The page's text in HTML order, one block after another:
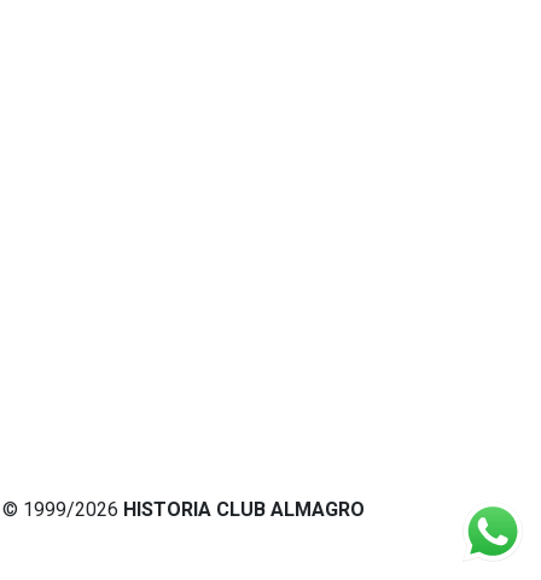
© 1999/2026 HISTORIA CLUB ALMAGRO